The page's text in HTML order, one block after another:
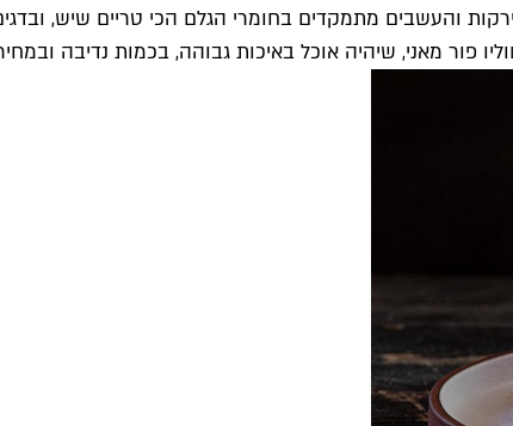
והעשבים מתמקדים בחומרי הגלם הכי טריים שיש,
פור מאני, שיהיה אוכל באיכות גבוהה, בכמות נדיבה